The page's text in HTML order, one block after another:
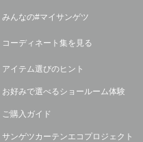
みんなの#マイサンゲツ
コーディネート集を見る
アイテム選びのヒント
お好みで選べるショールーム体験
ご購入ガイド
サンゲツカーテンエコプロジェクト